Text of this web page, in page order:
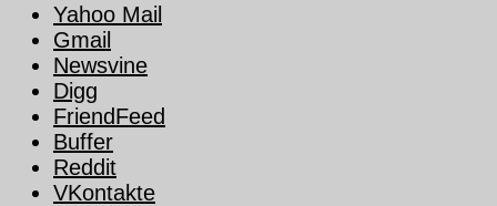
Yahoo Mail
Gmail
Newsvine
Digg
FriendFeed
Buffer
Reddit
VKontakte